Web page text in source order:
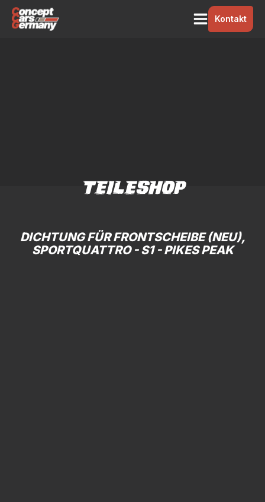
Kontakt
TEILESHOP
DICHTUNG FÜR FRONTSCHEIBE (NEU),
SPORTQUATTRO - S1 - PIKES PEAK